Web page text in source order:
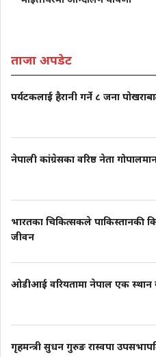
ताजा अपडेट
पर्यटकलाई हैरानी गर्ने ८ जना पोखराबाट
नेपाली कांग्रेसका वरिष्ठ नेता
भारतका चिकित्सकले पाकिस्तानकी
जीवन
ओडीआई वरियतामा नेपाल एक स्थान
गृहमन्त्री सुधन गुरुङ रास्वपा